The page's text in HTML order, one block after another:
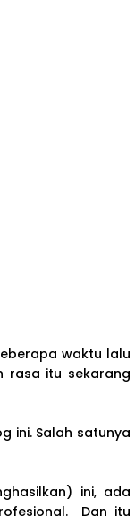
waktu lalu
rasa itu sekarang
ini. Salah satunya
ini, ada
Dan itu